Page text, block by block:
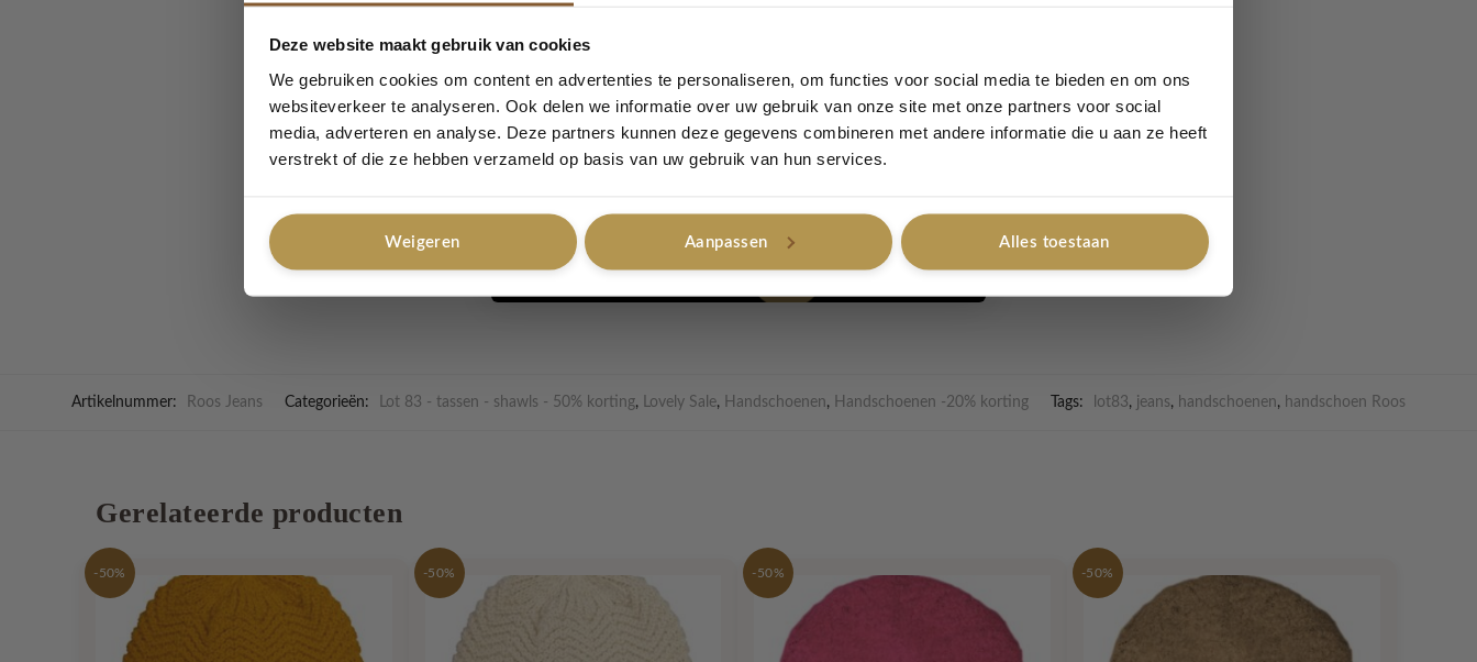
Deze website maakt gebruik van cookies
We gebruiken cookies om content en advertenties te personaliseren, om functies voor social media te bieden en om ons
websiteverkeer te analyseren. Ook delen we informatie over uw gebruik van onze site met onze partners voor social
media, adverteren en analyse. Deze partners kunnen deze gegevens combineren met andere informatie die u aan ze heeft
verstrekt of die ze hebben verzameld op basis van uw gebruik van hun services.
Weigeren Aanpassen Alles toestaan
De handschoen Roos is in meerdere verschillende kleuren verkrijgbaar
Maat:one size
Wasvoorschrift:Handwas
Artikelnummer: Roos Jeans Categorieën: Lot 83 - tassen - shawls - 50% korting, Lovely Sale, Handschoenen, Handschoenen -20% korting Tags: lot83, jeans, handschoenen, handschoen Roos
Gerelateerde producten
-50% -50% -50% -50%
Ja, graag!
Nee, bedankt